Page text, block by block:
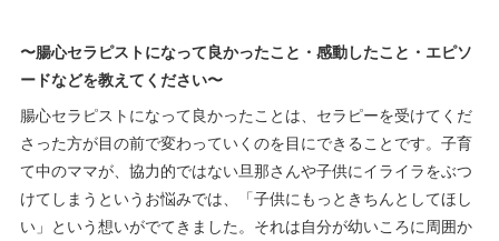
〜腸心セラピストになって良かったこと・感動したこと・エピソ
ードなどを教えてください〜
腸心セラピストになって良かったことは、セラピーを受けてくだ
さった方が目の前で変わっていくのを目にできることです。子育
て中のママが、協力的ではない旦那さんや子供にイライラをぶつ
けてしまうというお悩みでは、「子供にもっときちんとしてほし
い」という想いがでてきました。それは自分が幼いころに周囲か